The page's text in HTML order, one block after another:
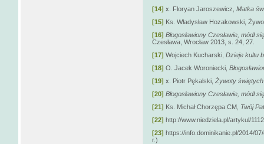
[14] x. Floryan Jaroszewicz, Matka
[15] Ks. Władysław Hozakowski,
[16] Błogosławiony Czesławie, módl
Czesława, Wrocław 2013, s. 24, 27.
[17] Wojciech Kucharski, Dzieje kultu
[18] O. Jacek Woroniecki,
[19] x. Piotr Pękalski, Żywoty
[20] Błogosławiony Czesławie, módl
[21] Ks. Michał Chorzępa CM, Twój
[22] http://www.niedziela.pl/artykul/
[23] https://info.dominikanie.pl/2014/
r.)